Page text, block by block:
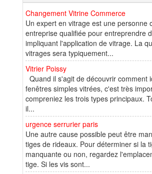
Changement Vitrine Commerce
Un expert en vitrage est une personne
entreprise qualifiée pour entreprendre
impliquant l'application de vitrage. La
vitrages sera typiquement...
Vitrier Poissy
Quand il s'agit de découvrir comment
fenêtres simples vitrées, c'est très
compreniez les trois types principaux.
il...
urgence serrurier paris
Une autre cause possible peut être
tiges de rideaux. Pour déterminer si la
manquante ou non, regardez
tige. Si les vis sont...